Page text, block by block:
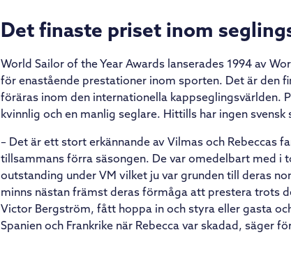
Det finaste priset inom
World Sailor of the Year Awards lanserades 1994 av
för enastående prestationer inom sporten. Det är den
föräras inom den internationella kappseglingsvärlden.
kvinnlig och en manlig seglare. Hittills har ingen
– Det är ett stort erkännande av Vilmas och Rebeccas
tillsammans förra säsongen. De var omedelbart med i
outstanding under VM vilket ju var grunden till deras
minns nästan främst deras förmåga att prestera trots
Victor Bergström, fått hoppa in och styra eller gasta
Spanien och Frankrike när Rebecca var skadad, säger